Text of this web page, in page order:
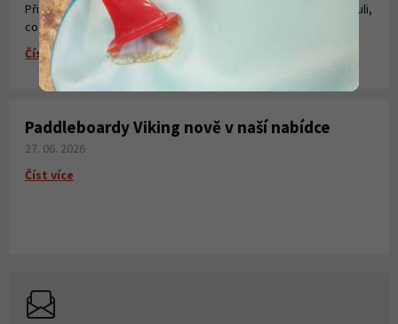
Připravili jsme pro Vás krátké instruktážní video, kde jsme shrnuli,
co všechno potřebujete k laminování, vytvoření sklolaminátu.
Číst více
Paddleboardy Viking nově v naší nabídce
27. 06. 2026
Číst více